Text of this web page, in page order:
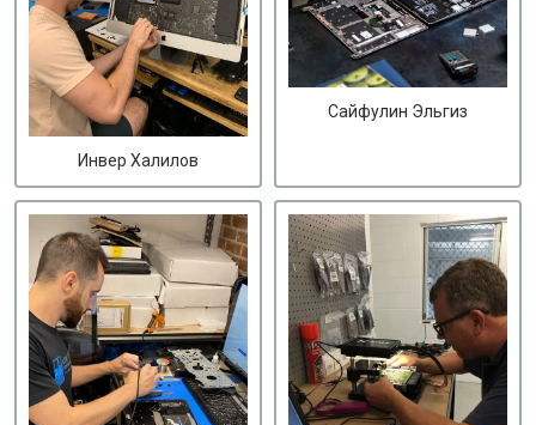
Инвер Халилов
Сайфулин Эльгиз